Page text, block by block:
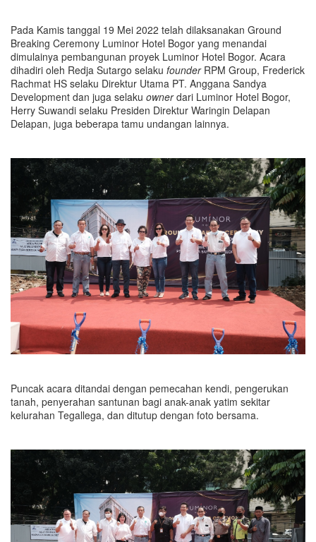
Pada Kamis tanggal 19 Mei 2022 telah dilaksanakan Ground
Breaking Ceremony Luminor Hotel Bogor yang menandai
dimulainya pembangunan proyek Luminor Hotel Bogor. Acara
dihadiri oleh Redja Sutargo selaku founderRPM Group, Frederick
Rachmat HS selaku Direktur Utama PT. Anggana Sandya
Development dan juga selaku ownerdari Luminor Hotel Bogor,
Herry Suwandi selaku Presiden Direktur Waringin Delapan
Delapan, juga beberapa tamu undangan lainnya.
Puncak acara ditandai dengan pemecahan kendi, pengerukan
tanah, penyerahan santunan bagi anak-anak yatim sekitar
kelurahan Tegallega, dan ditutup dengan foto bersama.